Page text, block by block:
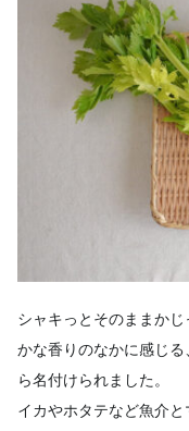
シャキっとそのままか
かな香りのなかに感じ
ら名付けられました。
イカやホタテなど魚介